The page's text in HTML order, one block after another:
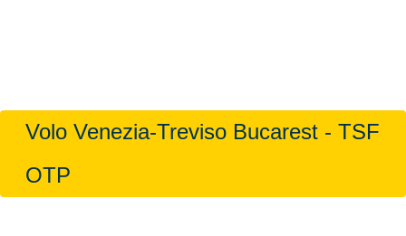
Volo Venezia-Treviso Bucarest - TSF
OTP